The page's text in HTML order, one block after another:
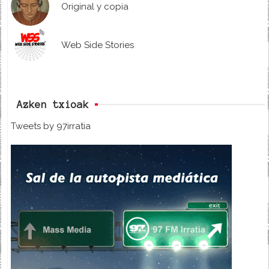
Original y copia
Web Side Stories
Azken txioak
Tweets by 97irratia